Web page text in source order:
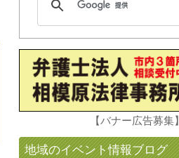
【バナー広告募集】
地域のイベント情報ブログ